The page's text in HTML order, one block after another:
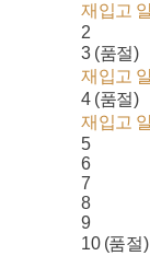
재입고
2
3 (품절)
재입고
4 (품절)
재입고
5
6
7
8
9
10 (품절)